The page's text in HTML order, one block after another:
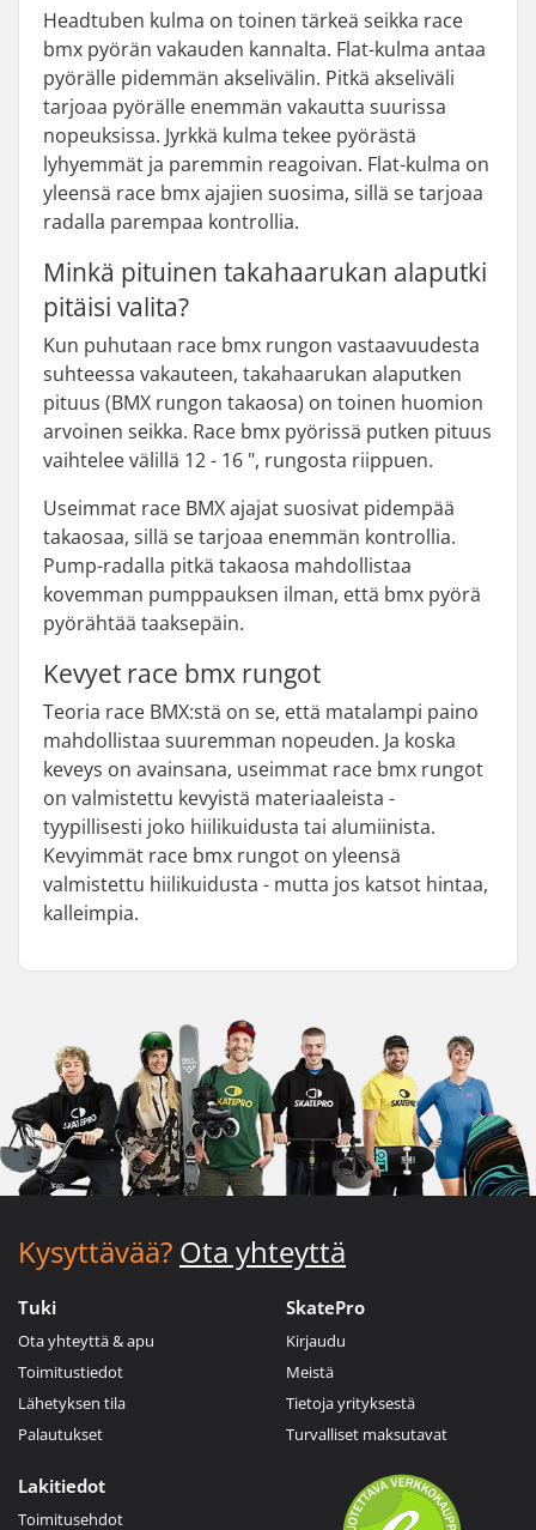
Headtuben kulma on toinen tärkeä seikka race
bmx pyörän vakauden kannalta. Flat-kulma antaa
pyörälle pidemmän akselivälin. Pitkä akseliväli
tarjoaa pyörälle enemmän vakautta suurissa
nopeuksissa. Jyrkkä kulma tekee pyörästä
lyhyemmät ja paremmin reagoivan. Flat-kulma on
yleensä race bmx ajajien suosima, sillä se tarjoaa
radalla parempaa kontrollia.
Minkä pituinen takahaarukan alaputki
pitäisi valita?
Kun puhutaan race bmx rungon vastaavuudesta
suhteessa vakauteen, takahaarukan alaputken
pituus (BMX rungon takaosa) on toinen huomion
arvoinen seikka. Race bmx pyörissä putken pituus
vaihtelee välillä 12 - 16 ", rungosta riippuen.
Useimmat race BMX ajajat suosivat pidempää
takaosaa, sillä se tarjoaa enemmän kontrollia.
Pump-radalla pitkä takaosa mahdollistaa
kovemman pumppauksen ilman, että bmx pyörä
pyörähtää taaksepäin.
Kevyet race bmx rungot
Teoria race BMX:stä on se, että matalampi paino
mahdollistaa suuremman nopeuden. Ja koska
keveys on avainsana, useimmat race bmx rungot
on valmistettu kevyistä materiaaleista -
tyypillisesti joko hiilikuidusta tai alumiinista.
Kevyimmät race bmx rungot on yleensä
valmistettu hiilikuidusta - mutta jos katsot hintaa,
kalleimpia.
Kysyttävää? Ota yhteyttä
Tuki
Ota yhteyttä & apu
Toimitustiedot
Lähetyksen tila
Palautukset
SkatePro
Kirjaudu
Meistä
Tietoja yrityksestä
Turvalliset maksutavat
Lakitiedot
Toimitusehdot